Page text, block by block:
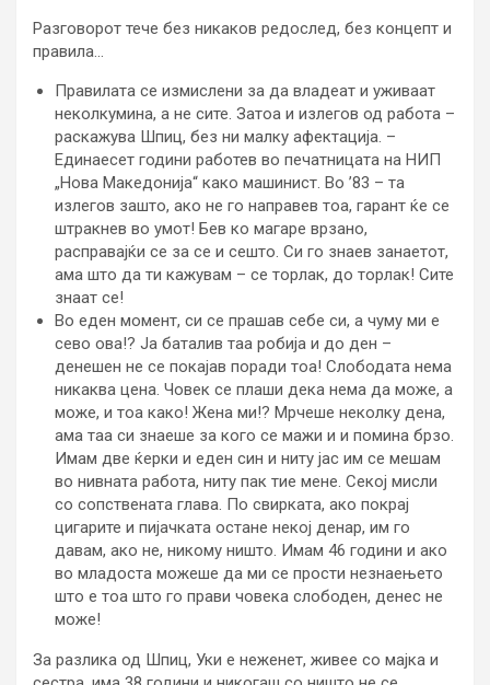
Разговорот тече без никаков редослед, без концепт и
правила…
Правилата се измислени за да владеат и уживаат
неколкумина, а не сите. Затоа и излегов од работа –
раскажува Шпиц, без ни малку афектација. –
Единаесет години работев во печатницата на НИП
„Нова Македонија“ како машинист. Во ’83 – та
излегов зашто, ако не го направев тоа, гарант ќе се
штракнев во умот! Бев ко магаре врзано,
расправајќи се за се и сешто. Си го знаев занаетот,
ама што да ти кажувам – се торлак, до торлак! Сите
знаат се!
Во еден момент, си се прашав себе си, а чуму ми е
сево ова!? Ја баталив таа робија и до ден –
денешен не се покајав поради тоа! Слободата нема
никаква цена. Човек се плаши дека нема да може, а
може, и тоа како! Жена ми!? Мрчеше неколку дена,
ама таа си знаеше за кого се мажи и и помина брзо.
Имам две ќерки и еден син и ниту јас им се мешам
во нивната работа, ниту пак тие мене. Секој мисли
со сопствената глава. По свирката, ако покрај
цигарите и пијачката остане некој денар, им го
давам, ако не, никому ништо. Имам 46 години и ако
во младоста можеше да ми се прости незнаењето
што е тоа што го прави човека слободен, денес не
може!
За разлика од Шпиц, Уки е неженет, живее со мајка и